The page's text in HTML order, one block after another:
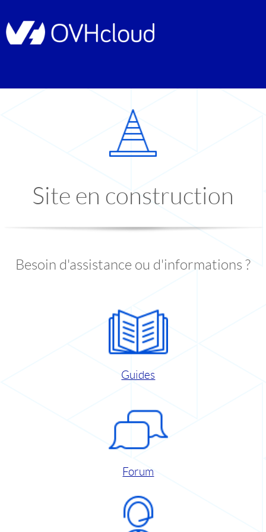
Site en construction
Besoin d'assistance ou d'informations ?
Guides
Forum